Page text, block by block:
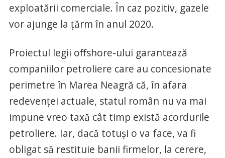
exploatării comerciale. În caz pozitiv, gazele
vor ajunge la ţărm în anul 2020.
Proiectul legii offshore-ului garantează
companiilor petroliere care au concesionate
perimetre în Marea Neagră că, în afara
redevenţei actuale, statul român nu va mai
impune vreo taxă cât timp există acordurile
petroliere. Iar, dacă totuşi o va face, va fi
obligat să restituie banii firmelor, la cerere,